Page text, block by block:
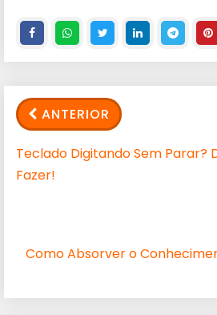
ANTERIOR
Teclado Digitando Sem Parar?
Fazer!
Como Absorver o